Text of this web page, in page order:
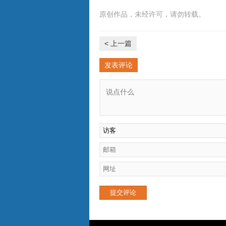
原创作品，未经许可，请勿转载。
< 上一篇
发表评论
提交评论